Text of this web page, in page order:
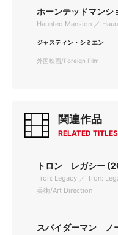
ホーンテッドマンシ
Haunted Mansion ／
ジャスティン・シミエン
外国映画/Foreign Film
関連作品
RELATED TITLES
トロン レガシー
Tron: Legacy ／ Tron:
美術/Art Direction
スパイダーマン ノ